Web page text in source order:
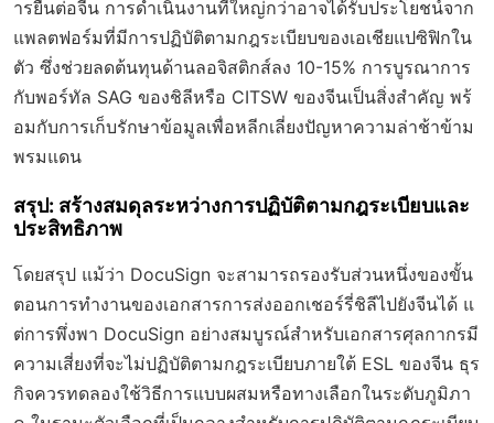
ารยื่นต่อจีน การดำเนินงานที่ใหญ่กว่าอาจได้รับประโยชน์จาก
แพลตฟอร์มที่มีการปฏิบัติตามกฎระเบียบของเอเชียแปซิฟิกใน
ตัว ซึ่งช่วยลดต้นทุนด้านลอจิสติกส์ลง 10-15% การบูรณาการ
กับพอร์ทัล SAG ของชิลีหรือ CITSW ของจีนเป็นสิ่งสำคัญ พร้
อมกับการเก็บรักษาข้อมูลเพื่อหลีกเลี่ยงปัญหาความล่าช้าข้าม
พรมแดน
สรุป: สร้างสมดุลระหว่างการปฏิบัติตามกฎระเบียบและ
ประสิทธิภาพ
โดยสรุป แม้ว่า DocuSign จะสามารถรองรับส่วนหนึ่งของขั้น
ตอนการทำงานของเอกสารการส่งออกเชอร์รี่ชิลีไปยังจีนได้ แ
ต่การพึ่งพา DocuSign อย่างสมบูรณ์สำหรับเอกสารศุลกากรมี
ความเสี่ยงที่จะไม่ปฏิบัติตามกฎระเบียบภายใต้ ESL ของจีน ธุร
กิจควรทดลองใช้วิธีการแบบผสมหรือทางเลือกในระดับภูมิภา